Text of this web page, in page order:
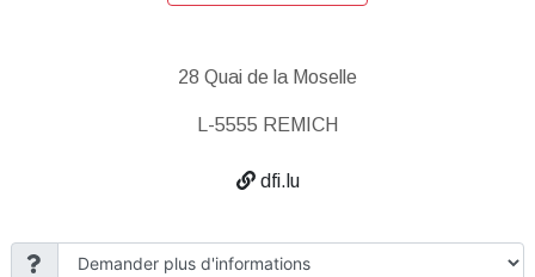
28 Quai de la Moselle
L-5555 REMICH
dfi.lu